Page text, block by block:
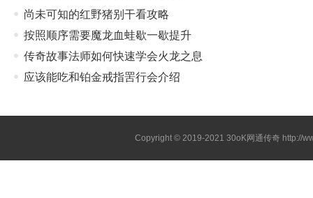
尚未可知的红野猪别干看攻略
按照顺序需要魔龙血蛙歇一歇提升
传奇故事法师如何快速学会火龙之息
应该能吃和铂金戒指罟行会介绍
Copyright © 2019-202130oK网通传奇 http://